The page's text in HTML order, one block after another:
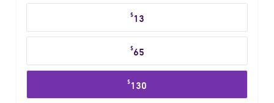
حدد
التبرع
$13
$65
$130